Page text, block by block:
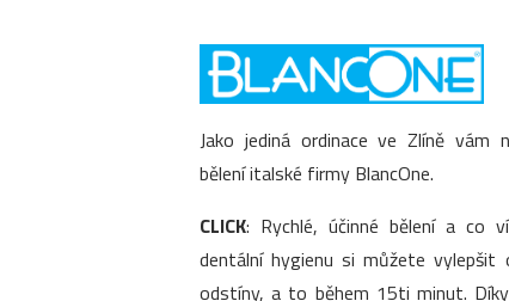
Jako jediná ordinace ve Zlíně vám
bělení italské firmy BlancOne.
CLICK: Rychlé, účinné bělení a co
dentální hygienu si můžete
odstíny, a to během 15ti minut.